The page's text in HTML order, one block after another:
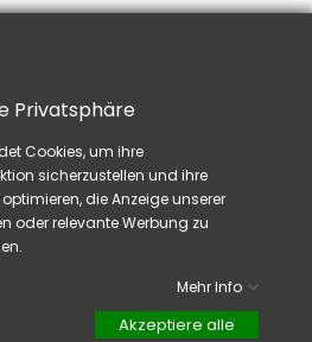
des Filters ab, um
zu lösen.
Privatsphäre
Cookies, um ihre
sicherzustellen und ihre
die Anzeige unserer
oder relevante Werbung zu
Mehr Info
Akzeptiere alle